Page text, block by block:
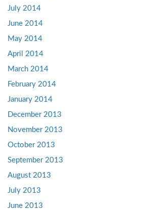
July 2014
June 2014
May 2014
April 2014
March 2014
February 2014
January 2014
December 2013
November 2013
October 2013
September 2013
August 2013
July 2013
June 2013